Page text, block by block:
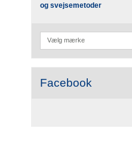
og svejsemetoder
Facebook